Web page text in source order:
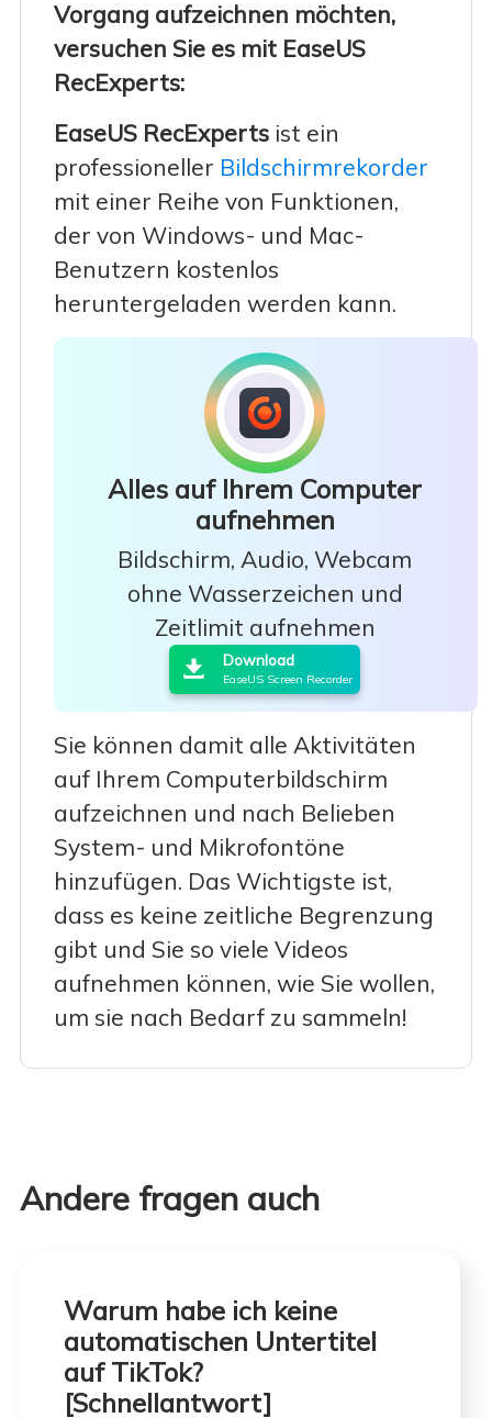
Vorgang aufzeichnen möchten,
versuchen Sie es mit EaseUS
RecExperts:
EaseUS RecExpertsist ein
professioneller Bildschirmrekorder
mit einer Reihe von Funktionen,
der von Windows- und Mac-
Benutzern kostenlos
heruntergeladen werden kann.
Alles auf Ihrem Computer
aufnehmen
Bildschirm, Audio, Webcam
ohne Wasserzeichen und
Zeitlimit aufnehmen

 Download
EaseUS Screen Recorder
Sie können damit alle Aktivitäten
auf Ihrem Computerbildschirm
aufzeichnen und nach Belieben
System- und Mikrofontöne
hinzufügen. Das Wichtigste ist,
dass es keine zeitliche Begrenzung
gibt und Sie so viele Videos
aufnehmen können, wie Sie wollen,
um sie nach Bedarf zu sammeln!
Andere fragen auch
Warum habe ich keine
automatischen Untertitel
auf TikTok?
[Schnellantwort]